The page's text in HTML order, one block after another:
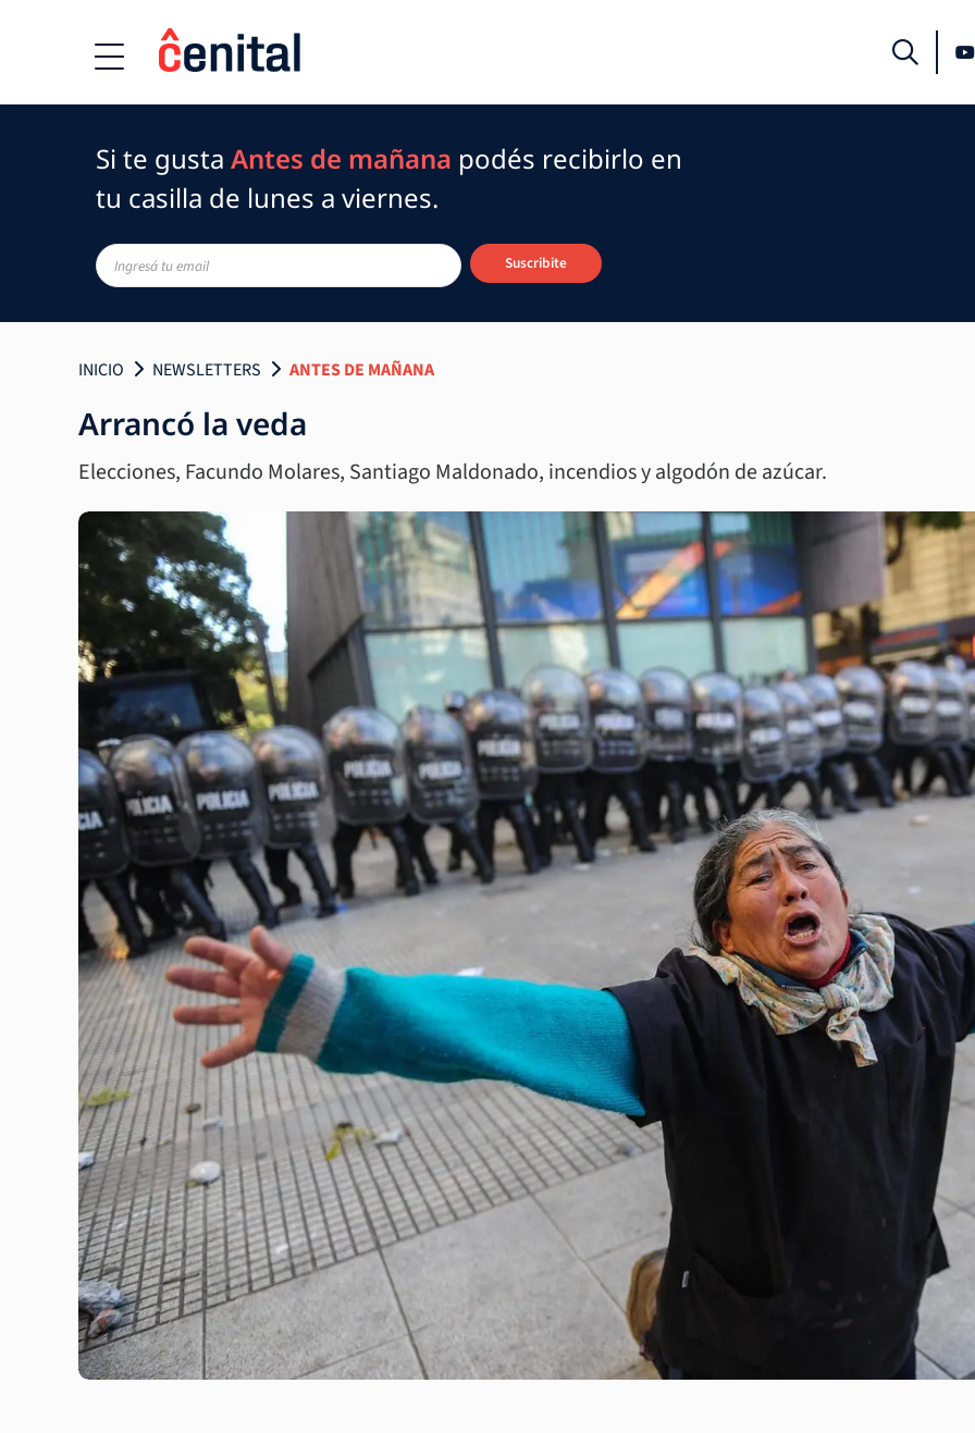
Si te gusta Antes de mañana podés recibirlo en
tu casilla de lunes a viernes.
Suscribite
INICIO NEWSLETTERS ANTES DE MAÑANA
Arrancó la veda
Elecciones, Facundo Molares, Santiago Maldonado, incendios y algodón de azúcar.